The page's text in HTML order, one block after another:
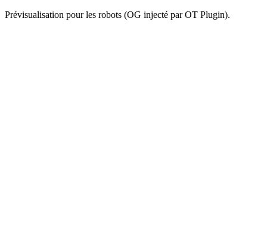
Prévisualisation pour les robots (OG injecté par OT Plugin).